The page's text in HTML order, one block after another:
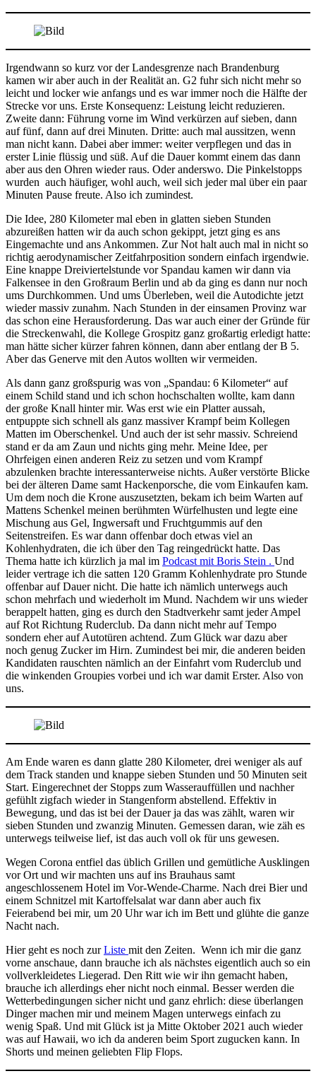
Irgendwann so kurz vor der Landesgrenze nach Brandenburg
kamen wir aber auch in der Realität an. G2 fuhr sich nicht mehr so
leicht und locker wie anfangs und es war immer noch die Hälfte der
Strecke vor uns. Erste Konsequenz: Leistung leicht reduzieren.
Zweite dann: Führung vorne im Wind verkürzen auf sieben, dann
auf fünf, dann auf drei Minuten. Dritte: auch mal aussitzen, wenn
man nicht kann. Dabei aber immer: weiter verpflegen und das in
erster Linie flüssig und süß. Auf die Dauer kommt einem das dann
aber aus den Ohren wieder raus. Oder anderswo. Die Pinkelstopps
wurden auch häufiger, wohl auch, weil sich jeder mal über ein paar
Minuten Pause freute. Also ich zumindest.
Die Idee, 280 Kilometer mal eben in glatten sieben Stunden
abzureißen hatten wir da auch schon gekippt, jetzt ging es ans
Eingemachte und ans Ankommen. Zur Not halt auch mal in nicht so
richtig aerodynamischer Zeitfahrposition sondern einfach irgendwie.
Eine knappe Dreiviertelstunde vor Spandau kamen wir dann via
Falkensee in den Großraum Berlin und ab da ging es dann nur noch
ums Durchkommen. Und ums Überleben, weil die Autodichte jetzt
wieder massiv zunahm. Nach Stunden in der einsamen Provinz war
das schon eine Herausforderung. Das war auch einer der Gründe für
die Streckenwahl, die Kollege Grospitz ganz großartig erledigt hatte:
man hätte sicher kürzer fahren können, dann aber entlang der B 5.
Aber das Generve mit den Autos wollten wir vermeiden.
Als dann ganz großspurig was von „Spandau: 6 Kilometer“ auf
einem Schild stand und ich schon hochschalten wollte, kam dann
der große Knall hinter mir. Was erst wie ein Platter aussah,
entpuppte sich schnell als ganz massiver Krampf beim Kollegen
Matten im Oberschenkel. Und auch der ist sehr massiv. Schreiend
stand er da am Zaun und nichts ging mehr. Meine Idee, per
Ohrfeigen einen anderen Reiz zu setzen und vom Krampf
abzulenken brachte interessanterweise nichts. Außer verstörte Blicke
bei der älteren Dame samt Hackenporsche, die vom Einkaufen kam.
Um dem noch die Krone auszusetzten, bekam ich beim Warten auf
Mattens Schenkel meinen berühmten Würfelhusten und legte eine
Mischung aus Gel, Ingwersaft und Fruchtgummis auf den
Seitenstreifen. Es war dann offenbar doch etwas viel an
Kohlenhydraten, die ich über den Tag reingedrückt hatte. Das
Thema hatte ich kürzlich ja mal im Podcast mit Boris Stein . Und
leider vertrage ich die satten 120 Gramm Kohlenhydrate pro Stunde
offenbar auf Dauer nicht. Die hatte ich nämlich unterwegs auch
schon mehrfach und wiederholt im Mund. Nachdem wir uns wieder
berappelt hatten, ging es durch den Stadtverkehr samt jeder Ampel
auf Rot Richtung Ruderclub. Da dann nicht mehr auf Tempo
sondern eher auf Autotüren achtend. Zum Glück war dazu aber
noch genug Zucker im Hirn. Zumindest bei mir, die anderen beiden
Kandidaten rauschten nämlich an der Einfahrt vom Ruderclub und
die winkenden Groupies vorbei und ich war damit Erster. Also von
uns.
Am Ende waren es dann glatte 280 Kilometer, drei weniger als auf
dem Track standen und knappe sieben Stunden und 50 Minuten seit
Start. Eingerechnet der Stopps zum Wasserauffüllen und nachher
gefühlt zigfach wieder in Stangenform abstellend. Effektiv in
Bewegung, und das ist bei der Dauer ja das was zählt, waren wir
sieben Stunden und zwanzig Minuten. Gemessen daran, wie zäh es
unterwegs teilweise lief, ist das auch voll ok für uns gewesen.
Wegen Corona entfiel das üblich Grillen und gemütliche Ausklingen
vor Ort und wir machten uns auf ins Brauhaus samt
angeschlossenem Hotel im Vor-Wende-Charme. Nach drei Bier und
einem Schnitzel mit Kartoffelsalat war dann aber auch fix
Feierabend bei mir, um 20 Uhr war ich im Bett und glühte die ganze
Nacht nach.
Hier geht es noch zurListe mit den Zeiten. Wenn ich mir die ganz
vorne anschaue, dann brauche ich als nächstes eigentlich auch so ein
vollverkleidetes Liegerad. Den Ritt wie wir ihn gemacht haben,
brauche ich allerdings eher nicht noch einmal. Besser werden die
Wetterbedingungen sicher nicht und ganz ehrlich: diese überlangen
Dinger machen mir und meinem Magen unterwegs einfach zu
wenig Spaß. Und mit Glück ist ja Mitte Oktober 2021 auch wieder
was auf Hawaii, wo ich da anderen beim Sport zugucken kann. In
Shorts und meinen geliebten Flip Flops.